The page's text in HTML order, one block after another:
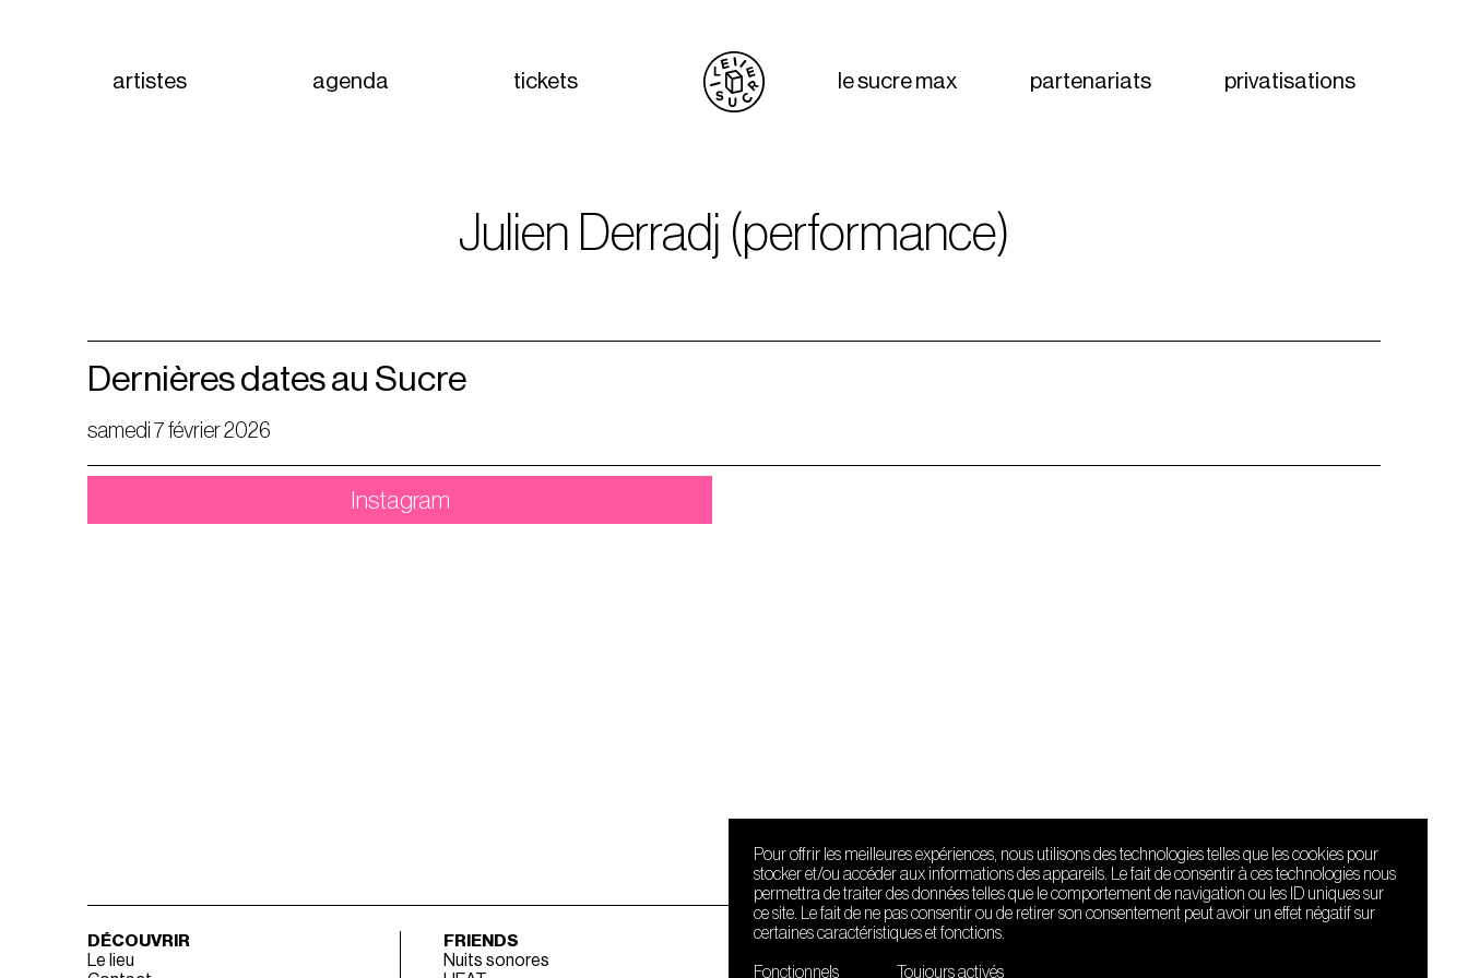
artistes agenda tickets le sucre max partenariats privatisations
Julien Derradj (performance)
Dernières dates au Sucre
samedi 7 février 2026
Instagram
DÉCOUVRIR
Le lieu
FRIENDS
Nuits sonores
Pour offrir les meilleures expériences, nous utilisons des technologies telles que les cookies pour
stocker et/ou accéder aux informations des appareils. Le fait de consentir à ces technologies nous
permettra de traiter des données telles que le comportement de navigation ou les ID uniques sur
ce site. Le fait de ne pas consentir ou de retirer son consentement peut avoir un effet négatif sur
certaines caractéristiques et fonctions.
Fonctionnels Toujours activés